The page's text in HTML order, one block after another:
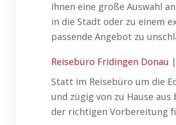
Ihnen eine große Auswahl
in die Stadt oder zu einem
passende Angebot zu
Reisebüro Fridingen Donau |
Statt im Reisebüro um die
und zügig von zu Hause
der richtigen Vorbereitung